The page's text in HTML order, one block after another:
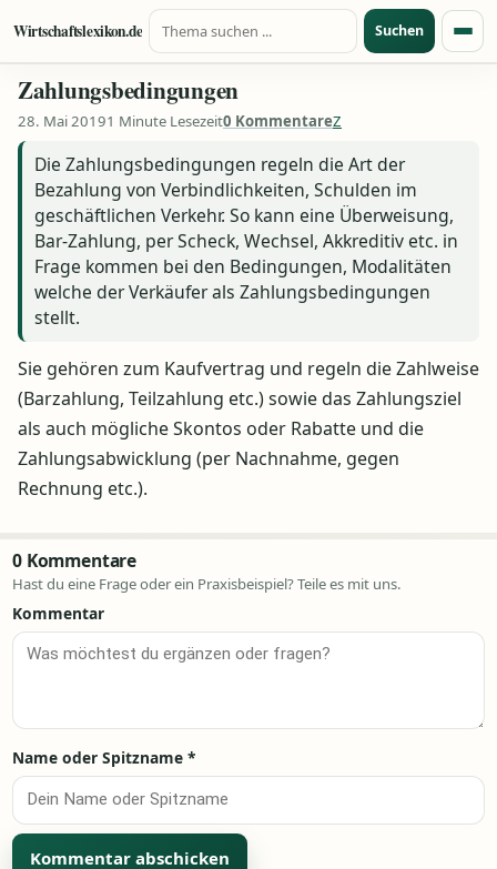
Zum Inhalt springen
Wirtschaftslexikon.de
Suche nach:
Suchen
Zahlungsbedingungen
28. Mai 20191 Minute Lesezeit0 KommentareZ
Die Zahlungsbedingungen regeln die Art der
Bezahlung von Verbindlichkeiten, Schulden im
geschäftlichen Verkehr. So kann eine Überweisung,
Bar-Zahlung, per Scheck, Wechsel, Akkreditiv etc. in
Frage kommen bei den Bedingungen, Modalitäten
welche der Verkäufer als Zahlungsbedingungen
stellt.
Sie gehören zum Kaufvertrag und regeln die Zahlweise
(Barzahlung, Teilzahlung etc.) sowie das Zahlungsziel
als auch mögliche Skontos oder Rabatte und die
Zahlungsabwicklung (per Nachnahme, gegen
Rechnung etc.).
0 Kommentare
Hast du eine Frage oder ein Praxisbeispiel? Teile es mit uns.
Kommentar
Name oder Spitzname *